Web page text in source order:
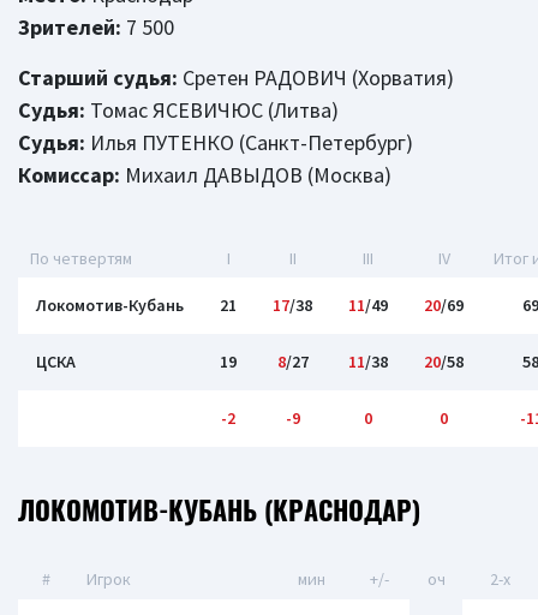
Зрителей: 7 500
Старший судья: Сретен РАДОВИЧ (Хорватия)
Судья: Томас ЯСЕВИЧЮС (Литва)
Судья: Илья ПУТЕНКО (Санкт-Петербург)
Комиссар: Михаил ДАВЫДОВ (Москва)
По четвертям I II III IV Итог
Локомотив-Кубань 21 17/38 11/49 20/69 69
ЦСКА 19 8/27 11/38 20/58 58
-2 -9 0 0 -
ЛОКОМОТИВ-КУБАНЬ (КРАСНОДАР)
# Игрок мин +/- оч 2-x